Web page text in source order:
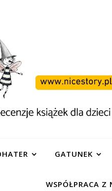
GATUNEK
WSPÓŁPRACA Z